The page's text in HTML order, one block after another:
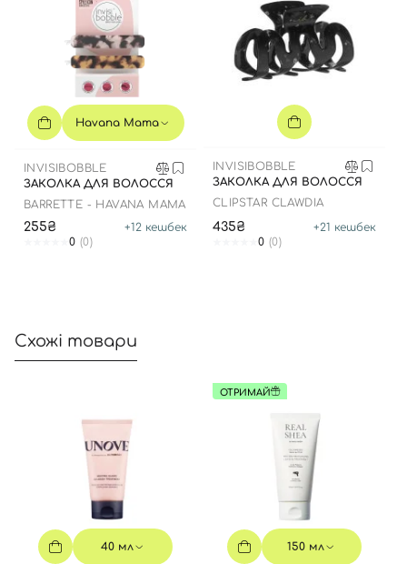
Havana Mama
INVISIBOBBLE
ЗАКОЛКА ДЛЯ ВОЛОССЯ
BARRETTE - HAVANA MAMA
255₴ +12 кешбек
0 (0)
INVISIBOBBLE
ЗАКОЛКА ДЛЯ ВОЛОССЯ
CLIPSTAR CLAWDIA
435₴ +21 кешбек
0 (0)
Схожі товари
40 мл
ОТРИМАЙ
150 мл
Вхід Реєстрація
Номер телефону
приймаєте умови Угоди користувача